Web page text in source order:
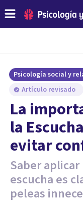
Psicología social y
Artículo revisado
La
la
evitar
Saber
escucha es
peleas